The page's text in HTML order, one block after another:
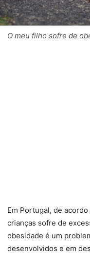
O meu filho sofre de
Em Portugal, de
crianças sofre de
obesidade é um
desenvolvidos e em